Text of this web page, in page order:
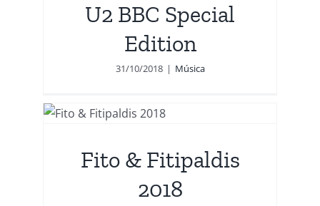
U2 BBC Special
Edition
31/10/2018 | Música
Fito & Fitipaldis
2018